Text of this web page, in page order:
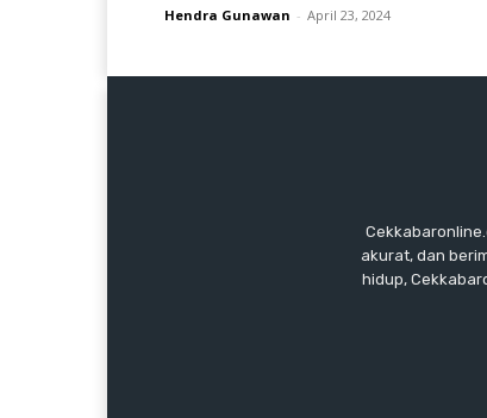
Hendra Gunawan - April 23, 2024
akurat, dan
hidup,